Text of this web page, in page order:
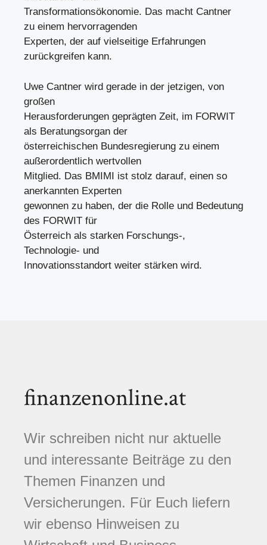
Transformationsökonomie. Das macht Cantner
zu einem hervorragenden
Experten, der auf vielseitige Erfahrungen
zurückgreifen kann.
Uwe Cantner wird gerade in der jetzigen, von
großen
Herausforderungen geprägten Zeit, im FORWIT
als Beratungsorgan der
österreichischen Bundesregierung zu einem
außerordentlich wertvollen
Mitglied. Das BMIMI ist stolz darauf, einen so
anerkannten Experten
gewonnen zu haben, der die Rolle und Bedeutung
des FORWIT für
Österreich als starken Forschungs-,
Technologie- und
Innovationsstandort weiter stärken wird.
finanzenonline.at
Wir schreiben nicht nur aktuelle
und interessante Beiträge zu den
Themen Finanzen und
Versicherungen. Für Euch liefern
wir ebenso Hinweisen zu